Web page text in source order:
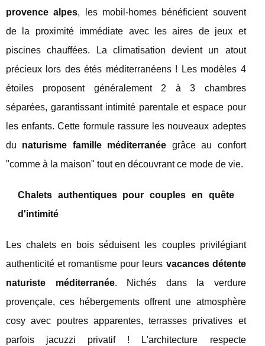
provence alpes, les mobil-homes bénéficient souvent
de la proximité immédiate avec les aires de jeux et
piscines chauffées. La climatisation devient un atout
précieux lors des étés méditerranéens ! Les modèles 4
étoiles proposent généralement 2 à 3 chambres
séparées, garantissant intimité parentale et espace pour
les enfants. Cette formule rassure les nouveaux adeptes
du naturisme famille méditerranée grâce au confort
"comme à la maison" tout en découvrant ce mode de vie.
Chalets authentiques pour couples en quête
d'intimité
Les chalets en bois séduisent les couples privilégiant
authenticité et romantisme pour leurs vacances détente
naturiste méditerranée. Nichés dans la verdure
provençale, ces hébergements offrent une atmosphère
cosy avec poutres apparentes, terrasses privatives et
parfois jacuzzi privatif ! L'architecture respecte